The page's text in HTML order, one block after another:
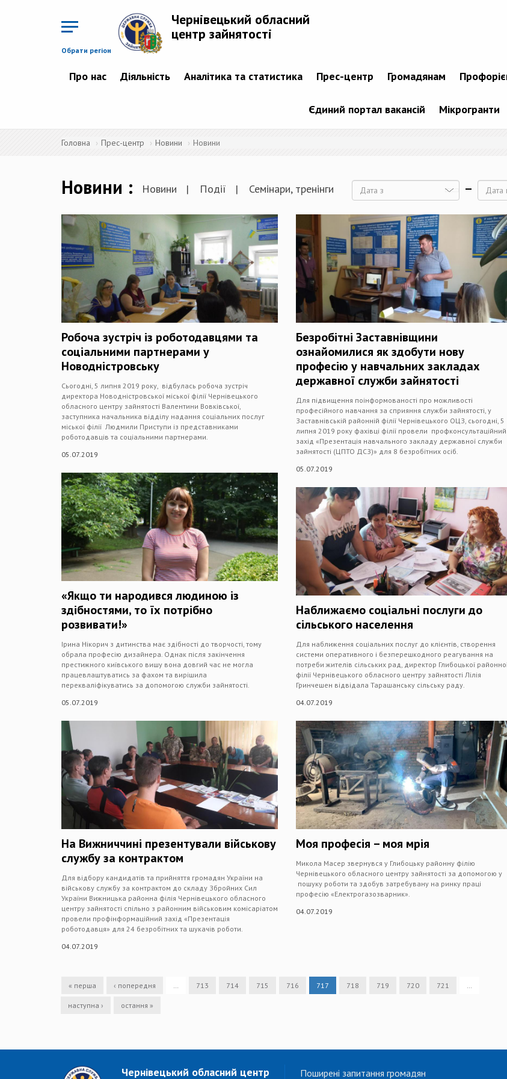
Обрати регіон
Чернівецький обласний
центр зайнятості
Про нас Діяльність Аналітика та статистика Прес-центр Громадянам
Єдиний портал вакансій Мікрогранти
Головна Прес-центр Новини Новини
Новини Новини Події Семінари, тренінги
Робоча зустріч із роботодавцями та
соціальними партнерами у
Новодністровську
Сьогодні, 5 липня 2019 року, відбулась робоча зустріч
директора Новодністровської міської філії Чернівецького
обласного центру зайнятості Валентини Вовківської,
заступника начальника відділу надання соціальних послуг
міської філії Людмили Приступи із представниками
роботодавців та соціальними партнерами.
05.07.2019
«Якщо ти народився людиною із
здібностями, то їх потрібно
розвивати!»
Ірина Нікорич з дитинства має здібності до творчості, тому
обрала професію дизайнера. Однак після закінчення
престижного київського вишу вона довгий час не могла
працевлаштуватись за фахом та вирішила
перекваліфікуватись за допомогою служби зайнятості.
05.07.2019
На Вижниччині презентували військову
службу за контрактом
Для відбору кандидатів та прийняття громадян України на
військову службу за контрактом до складу Збройних Сил
України Вижницька районна філія Чернівецького обласного
центру зайнятості спільно з районним військовим комісаріатом
провели профінформаційний захід «Презентація
роботодавця» для 24 безробітних та шукачів роботи.
04.07.2019
Безробітні Заставнівщини
ознайомилися як здобути нову
професію у навчальних закладах
державної служби зайнятості
Для підвищення поінформованості про можливості
професійного навчання за сприяння служби зайнятості, у
Заставнівській районній філії Чернівецького ОЦЗ, сьогодні, 5
липня 2019 року фахівці філії провели профконсультаційний
захід «Презентація навчального закладу державної служби
зайнятості (ЦПТО ДСЗ)» для 8 безробітних осіб.
05.07.2019
Наближаємо соціальні послуги до
сільського населення
Для наближення соціальних послуг до клієнтів, створення
системи оперативного і безперешкодного реагування на
потреби жителів сільських рад, директор Глибоцької
філії Чернівецького обласного центру зайнятості Лілія
Гринчешен відвідала Тарашанську сільську раду.
04.07.2019
Моя професія – моя мрія
Микола Масер звернувся у Глибоцьку районну філію
Чернівецького обласного центру зайнятості за допомогою у
пошуку роботи та здобув затребувану на ринку праці
професію «Електрогазозварник».
04.07.2019
« перша ‹ попередня 713 714 715 716 717 718 719 720 721
наступна › остання »
Чернівецький обласний центр Поширені запитання громадян